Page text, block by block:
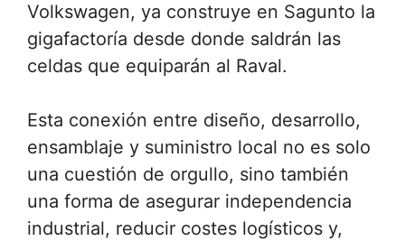
Volkswagen, ya construye en Sagunto la
gigafactoría desde donde saldrán las
celdas que equiparán al Raval.
Esta conexión entre diseño, desarrollo,
ensamblaje y suministro local no es solo
una cuestión de orgullo, sino también
una forma de asegurar independencia
industrial, reducir costes logísticos y,